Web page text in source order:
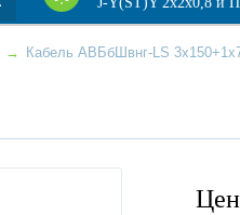
→ Кабель АВБбШвнг-LS